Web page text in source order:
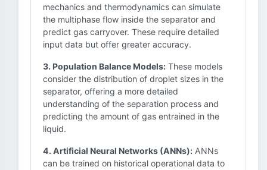
mechanics and thermodynamics can simulate
the multiphase flow inside the separator and
predict gas carryover. These require detailed
input data but offer greater accuracy.
3. Population Balance Models: These models
consider the distribution of droplet sizes in the
separator, offering a more detailed
understanding of the separation process and
predicting the amount of gas entrained in the
liquid.
4. Artificial Neural Networks (ANNs): ANNs
can be trained on historical operational data to